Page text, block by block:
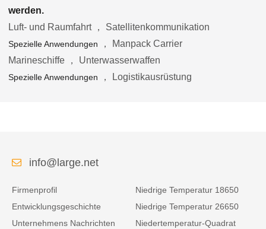
werden.
Luft- und Raumfahrt ， Satellitenkommunikation
Spezielle Anwendungen ， Manpack Carrier
Marineschiffe ， Unterwasserwaffen
Spezielle Anwendungen ， Logistikausrüstung
info@large.net
Firmenprofil
Entwicklungsgeschichte
Unternehmens Nachrichten
Niedrige Temperatur 18650
Niedrige Temperatur 26650
Niedertemperatur-Quadrat